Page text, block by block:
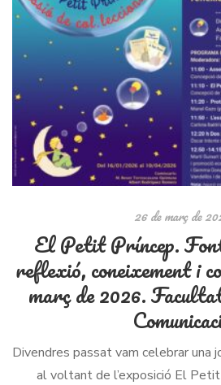
26 de març de
El Petit Príncep.
reflexió, coneixement i
març de 2026.
Divendres passat vam celebrar una
al voltant de l’exposició El